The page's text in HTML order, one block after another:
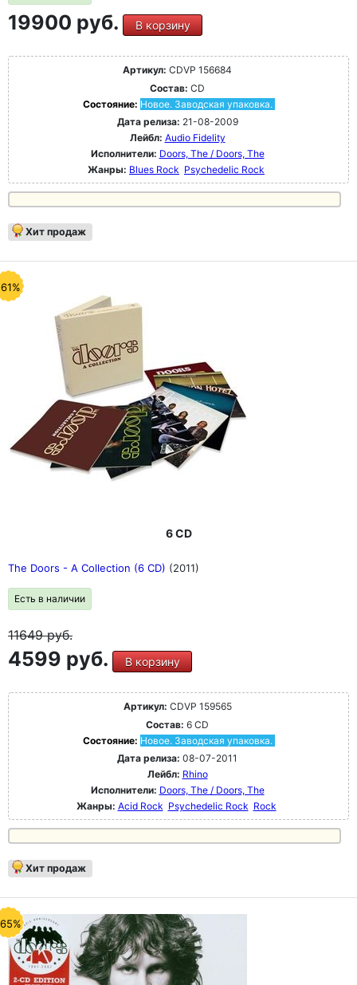
19900 руб. В корзину
Артикул: CDVP 156684
Состав: CD
Состояние: Новое. Заводская упаковка.
Дата релиза: 21-08-2009
Лейбл: Audio Fidelity
Исполнители: Doors, The / Doors, The
Жанры: Blues Rock Psychedelic Rock
Хит продаж
6 CD
The Doors - A Collection (6 CD) (2011)
Есть в наличии
11649руб.
4599 руб. В корзину
Артикул: CDVP 159565
Состав: 6 CD
Состояние: Новое. Заводская упаковка.
Дата релиза: 08-07-2011
Лейбл: Rhino
Исполнители: Doors, The / Doors, The
Жанры: Acid Rock Psychedelic Rock Rock
Хит продаж